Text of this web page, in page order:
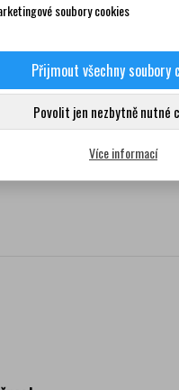
produktů
nebyl bohužel nalezen
soubory cookies
Přijmout všechny soubory
Povolit jen nezbytně nutné
Více informací